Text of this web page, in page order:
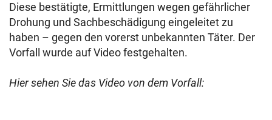
Diese bestätigte, Ermittlungen wegen gefährlicher
Drohung und Sachbeschädigung eingeleitet zu
haben – gegen den vorerst unbekannten Täter. Der
Vorfall wurde auf Video festgehalten.
Hier sehen Sie das Video von dem Vorfall: